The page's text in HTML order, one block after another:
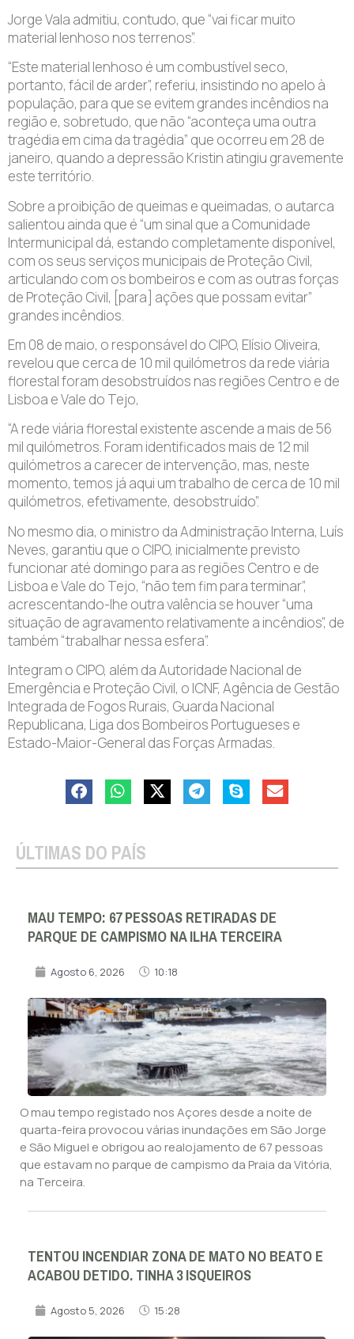
Jorge Vala admitiu, contudo, que “vai ficar muito
material lenhoso nos terrenos”.
“Este material lenhoso é um combustível seco,
portanto, fácil de arder”, referiu, insistindo no apelo à
população, para que se evitem grandes incêndios na
região e, sobretudo, que não “aconteça uma outra
tragédia em cima da tragédia” que ocorreu em 28 de
janeiro, quando a depressão Kristin atingiu gravemente
este território.
Sobre a proibição de queimas e queimadas, o autarca
salientou ainda que é “um sinal que a Comunidade
Intermunicipal dá, estando completamente disponível,
com os seus serviços municipais de Proteção Civil,
articulando com os bombeiros e com as outras forças
de Proteção Civil, [para] ações que possam evitar”
grandes incêndios.
Em 08 de maio, o responsável do CIPO, Elísio Oliveira,
revelou que cerca de 10 mil quilómetros da rede viária
florestal foram desobstruídos nas regiões Centro e de
Lisboa e Vale do Tejo,
“A rede viária florestal existente ascende a mais de 56
mil quilómetros. Foram identificados mais de 12 mil
quilómetros a carecer de intervenção, mas, neste
momento, temos já aqui um trabalho de cerca de 10 mil
quilómetros, efetivamente, desobstruído”.
No mesmo dia, o ministro da Administração Interna, Luís
Neves, garantiu que o CIPO, inicialmente previsto
funcionar até domingo para as regiões Centro e de
Lisboa e Vale do Tejo, “não tem fim para terminar”,
acrescentando-lhe outra valência se houver “uma
situação de agravamento relativamente a incêndios”, de
também “trabalhar nessa esfera”.
Integram o CIPO, além da Autoridade Nacional de
Emergência e Proteção Civil, o ICNF, Agência de Gestão
Integrada de Fogos Rurais, Guarda Nacional
Republicana, Liga dos Bombeiros Portugueses e
Estado-Maior-General das Forças Armadas.
ÚLTIMAS DO PAÍS
MAU TEMPO: 67 PESSOAS RETIRADAS DE
PARQUE DE CAMPISMO NA ILHA TERCEIRA
Agosto 6, 2026 10:18
O mau tempo registado nos Açores desde a noite de
quarta-feira provocou várias inundações em São Jorge
e São Miguel e obrigou ao realojamento de 67 pessoas
que estavam no parque de campismo da Praia da Vitória,
na Terceira.
TENTOU INCENDIAR ZONA DE MATO NO BEATO E
ACABOU DETIDO. TINHA 3 ISQUEIROS
Agosto 5, 2026 15:28